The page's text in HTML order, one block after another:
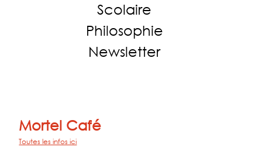
Scolaire
Philosophie
Newsletter
Mortel Café
Toutes les infos ici